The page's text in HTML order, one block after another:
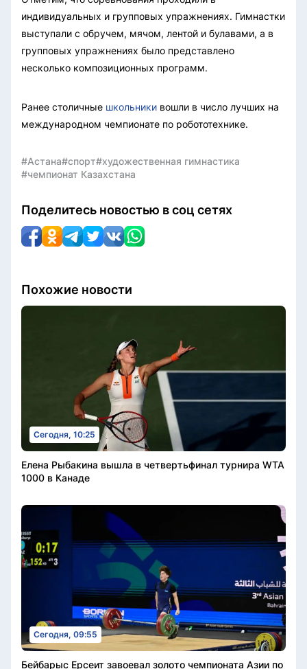
индивидуальных и групповых упражнениях. Гимнастки
выступали с обручем, мячом, лентой и булавами, а в
групповых упражнениях было представлено
несколько композиционных программ.
Ранее столичные школьники вошли в число лучших на
международном чемпионате по робототехнике.
#Астана#спорт#художественная гимнастика
#чемпионат Казахстана
Поделитесь новостью в соц сетях
Похожие новости
Сегодня, 10:25
Елена Рыбакина вышла в четвертьфинал турнира WTA
1000 в Канаде
Сегодня, 09:55
Бейбарыс Ерсеит завоевал золото чемпионата Азии по